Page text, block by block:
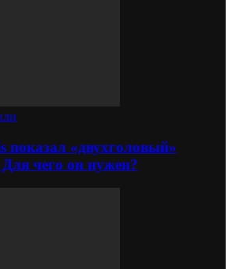
показал «двухголовый»
чего он нужен?